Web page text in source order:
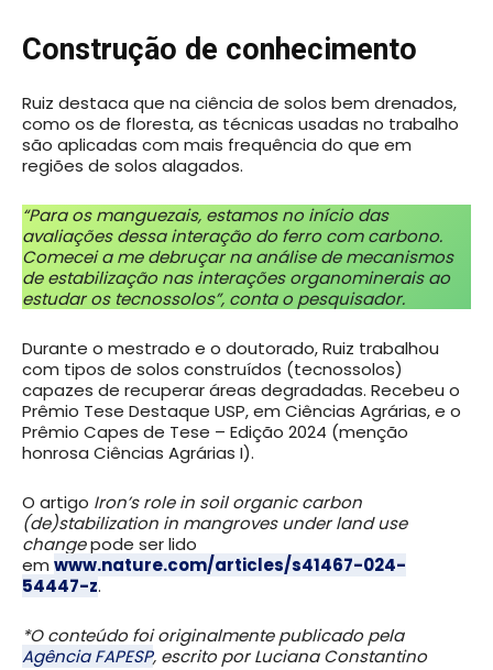
Construção de conhecimento
Ruiz destaca que na ciência de solos bem drenados,
como os de floresta, as técnicas usadas no trabalho
são aplicadas com mais frequência do que em
regiões de solos alagados.
“Para os manguezais, estamos no início das
avaliações dessa interação do ferro com carbono.
Comecei a me debruçar na análise de mecanismos
de estabilização nas interações organominerais ao
estudar os tecnossolos”, conta o pesquisador.
Durante o mestrado e o doutorado, Ruiz trabalhou
com tipos de solos construídos (tecnossolos)
capazes de recuperar áreas degradadas. Recebeu o
Prêmio Tese Destaque USP, em Ciências Agrárias, e o
Prêmio Capes de Tese – Edição 2024 (menção
honrosa Ciências Agrárias I).
O artigo Iron’s role in soil organic carbon
(de)stabilization in mangroves under land use
changepode ser lido
em www.nature.com/articles/s41467-024-
54447-z.
*O conteúdo foi originalmente publicado pela
Agência FAPESP, escrito por Luciana Constantino